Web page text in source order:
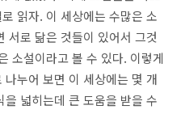
읽자. 이 세상에는 수많은 소
서로 닮은 것들이 있어서 그것
소설이라고 볼 수 있다. 이렇게
누어 보면 이 세상에는 몇 개
을 넓히는데 큰 도움을 받을 수